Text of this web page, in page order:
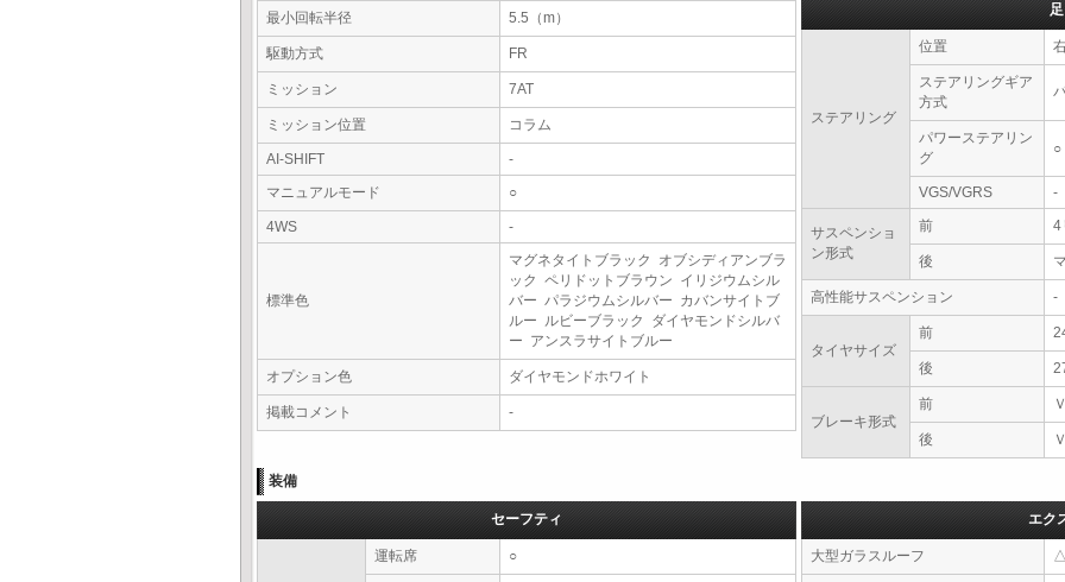
最小回転半径 5.5（m）
駆動方式 FR
ミッション 7AT
ミッション位置 コラム
AI-SHIFT
-
マニュアルモード
○
4WS -
標準色
マグネタイトブラック オブシディアンブラ
ック ペリドットブラウン イリジウムシル
バー パラジウムシルバー カバンサイトブ
ルー ルビーブラック ダイヤモンドシルバ
ー アンスラサイトブルー
オプション色 ダイヤモンドホワイト
掲載コメント -
ステアリング
位置
ステアリングギア
方式
パワーステアリン
グ
○
VGS/VGRS -
サスペンショ
ン形式
前 4
後
高性能サスペンション -
タイヤサイズ
前
後
ブレーキ形式
前
後
装備
セーフティ
運転席 ○
エク
大型ガラスルーフ